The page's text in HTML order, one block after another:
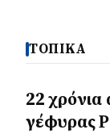
ΤΟΠΙΚΑ
22 χρόνια
γέφυρας